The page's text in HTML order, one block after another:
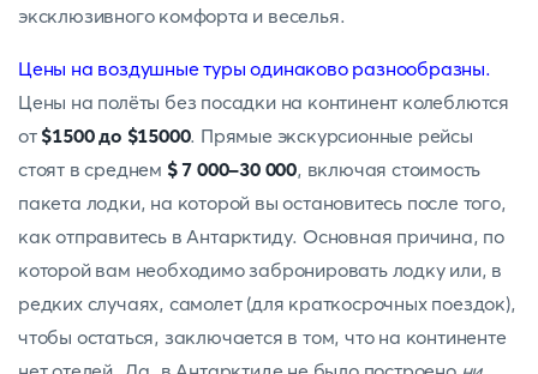
эксклюзивного комфорта и веселья.
Цены на воздушные туры одинаково разнообразны.
Цены на полёты без посадки на континент колеблются
от$1500 до $15000. Прямые экскурсионные рейсы
стоят в среднем $ 7 000-30 000, включая стоимость
пакета лодки, на которой вы остановитесь после того,
как отправитесь в Антарктиду. Основная причина, по
которой вам необходимо забронировать лодку или, в
редких случаях, самолет (для краткосрочных поездок),
чтобы остаться, заключается в том, что на континенте